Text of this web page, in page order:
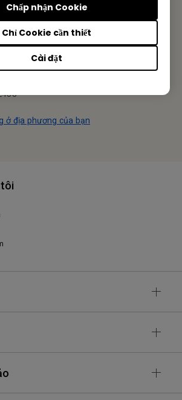
Cài đặt
Chỉ Cookie cần thiết
Chấp nhận Cookie
ở địa phương của bạn